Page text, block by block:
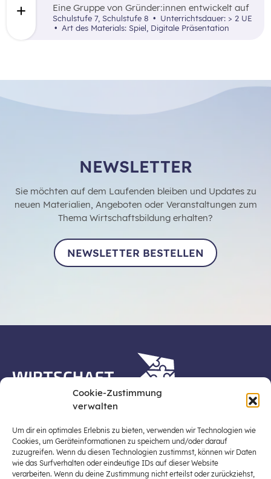
Cookie-Zustimmung
verwalten
Um dir ein optimales Erlebnis zu bieten, verwenden wir Technologien wie
Cookies, um Geräteinformationen zu speichern und/oder darauf
zuzugreifen. Wenn du diesen Technologien zustimmst, können wir Daten
wie das Surfverhalten oder eindeutige IDs auf dieser Website
verarbeiten. Wenn du deine Zustimmung nicht erteilst oder zurückziehst,
Eine Gruppe von Gründer:innen entwickelt auf
Basis einer vorgegebenen Unternehmensidee
einen abwechslungsreichen Pitch, der den Mini-
Schulstufe 7, Schulstufe 8
Unterrichtsdauer: > 2 UE
Art des Materials: Spiel, Digitale Präsentation
NEWSLETTER
Sie möchten auf dem Laufenden bleiben und Updates zu
neuen Materialien, Angeboten oder Veranstaltungen zum
Thema Wirtschaftsbildung erhalten?
NEWSLETTER BESTELLEN
Stiftung für Wirtschaftsbildung, Österreichs zentraler
Plattform für die Stärkung und Verbreiterung einer
lebensweltbezogenen und verantwortungsvollen
Wirtschaftsbildung in der schulischen Allgemeinbildung